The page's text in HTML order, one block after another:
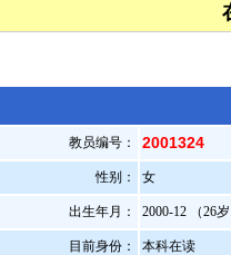
教员编号： 2001324
性别： 女
出生年月： 2000-12 （26岁
目前身份： 本科在读